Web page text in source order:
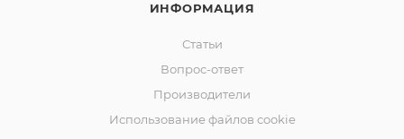
ИНФОРМАЦИЯ
Статьи
Вопрос-ответ
Производители
Использование файлов cookie